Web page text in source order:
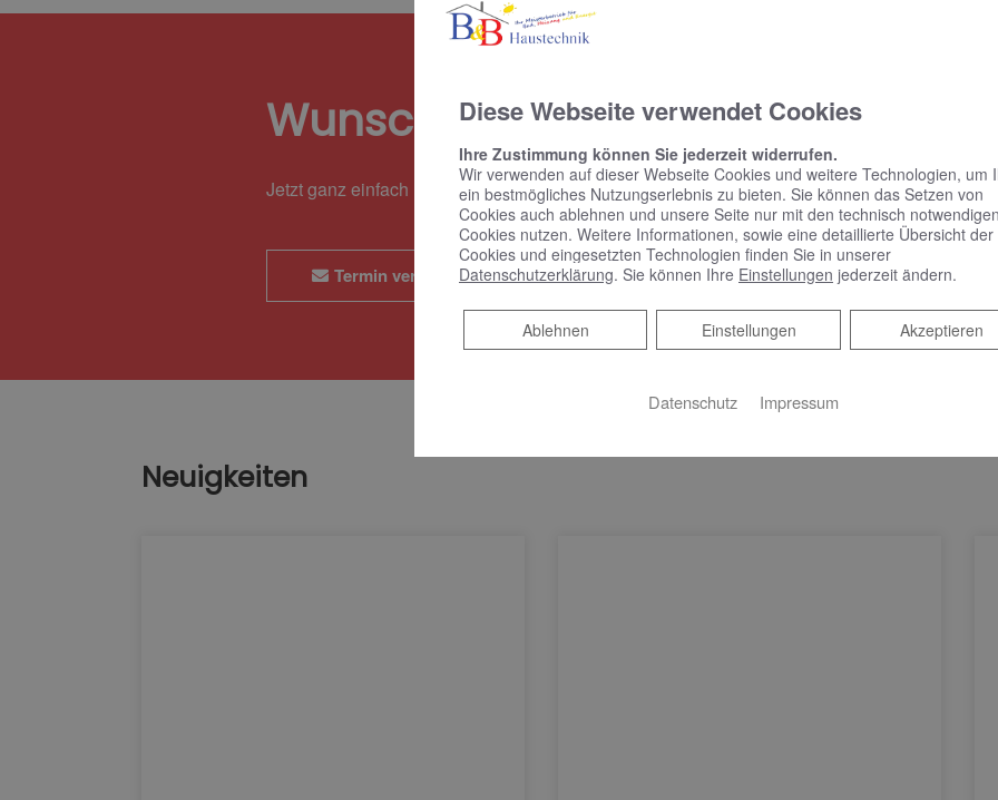
Wunschtermin
Jetzt ganz einfach und bequem Online Termine anfragen!
Termin vereinbaren
Neuigkeiten
Diese Webseite verwendet Cookies
Ihre Zustimmung können Sie jederzeit widerrufen.
Wir verwenden auf dieser Webseite Cookies und weitere Technologien, um
ein bestmögliches Nutzungserlebnis zu bieten. Sie können das Setzen von
Cookies auch ablehnen und unsere Seite nur mit den technisch notwendigen
Cookies nutzen. Weitere Informationen, sowie eine detaillierte Übersicht der
Cookies und eingesetzten Technologien finden Sie in unserer
Datenschutzerklärung. Sie können Ihre Einstellungen jederzeit ändern.
Akzeptieren
Einstellungen
Ablehnen
Ablehnen
Datenschutz Impressum